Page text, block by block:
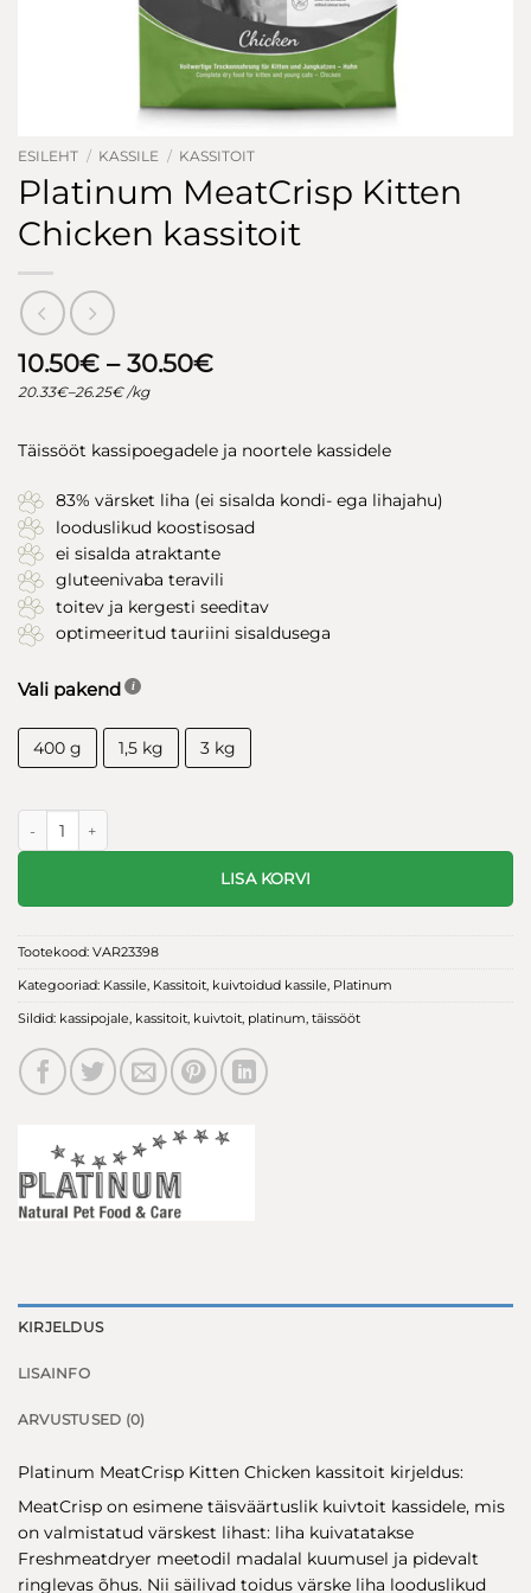
ESILEHT / KASSILE / KASSITOIT
Platinum MeatCrisp Kitten
Chicken kassitoit
10.50€ – 30.50€Hinnavahemik:
20.33€–26.25€ /kg
Täissööt kassipoegadele ja noortele kassidele
83% värsket liha (ei sisalda kondi- ega lihajahu)
looduslikud koostisosad
ei sisalda atraktante
gluteenivaba teravili
toitev ja kergesti seeditav
optimeeritud tauriini sisaldusega
Vali pakend
400 g 1,5 kg 3 kg
LISA KORVI
Tootekood: VAR23398
Kategooriad: Kassile, Kassitoit, kuivtoidud kassile, Platinum
Sildid: kassipojale, kassitoit, kuivtoit, platinum, täissööt
KIRJELDUS
LISAINFO
ARVUSTUSED (0)
Platinum MeatCrisp Kitten Chicken kassitoit kirjeldus:
MeatCrisp on esimene täisväärtuslik kuivtoit kassidele, mis
on valmistatud värskest lihast: liha kuivatatakse
Freshmeatdryer meetodil madalal kuumusel ja pidevalt
ringlevas õhus. Nii säilivad toidus värske liha looduslikud